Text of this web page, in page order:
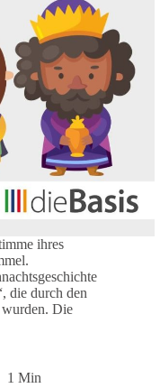
ihres
die durch den
wurden. Die
1 Min